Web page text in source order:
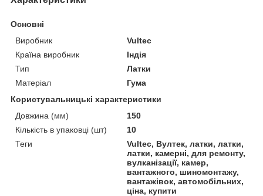
Основні
Виробник
Vultec
Країна виробник
Індія
Тип
Латки
Матеріал
Гума
Користувальницькі характеристики
Довжина (мм)
150
Кількість в упаковці (шт)
10
Теги
Vultec, Вултек, латки, латки,
латки, камерні, для ремонту,
вулканізації, камер,
вантажного, шиномонтажу,
вантажівок, автомобільних,
ціна, купити